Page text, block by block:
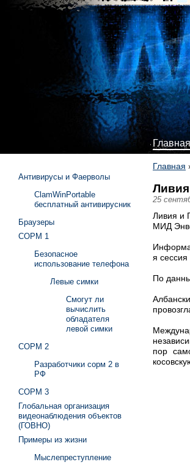
Главная
Главная
25
Ливия и
МИД
я
По
пор
Антивирусы и Фаерволы
ClamWinPortable
бесплатный антивирусник
Браузеры
СОРМ 1
Безопасное
использование телефона
Левые симки
Смогут ли
вычислить
обладателя
левой симки
СОРМ 2
Разработчики сорм 2 в
РФ
СОРМ 3
Глобальная организация
видеонаблюдения объектов
(ГОВНО)
Примеры из жизни
Мыслепреступление